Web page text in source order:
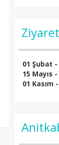
01 Şubat -
15 Mayıs
01 Kasım